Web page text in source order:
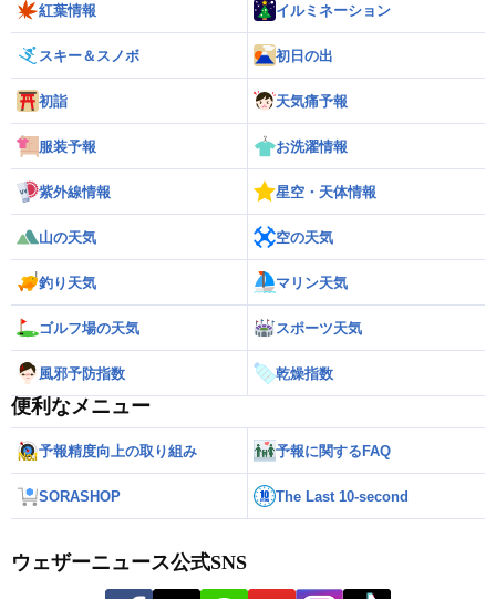
紅葉情報 イルミネーション
スキー＆スノボ 初日の出
初詣 天気痛予報
服装予報 お洗濯情報
紫外線情報 星空・天体情報
山の天気 空の天気
釣り天気 マリン天気
ゴルフ場の天気 スポーツ天気
風邪予防指数 乾燥指数
便利なメニュー
予報精度向上の取り組み 予報に関するFAQ
SORASHOP The Last 10-second
ウェザーニュース公式SNS